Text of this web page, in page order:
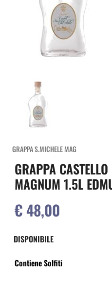
GRAPPA S.MICHELE MAG
GRAPPA
MAGNUM 1.5L
€ 48,00
DISPONIBILE
Contiene Solfiti